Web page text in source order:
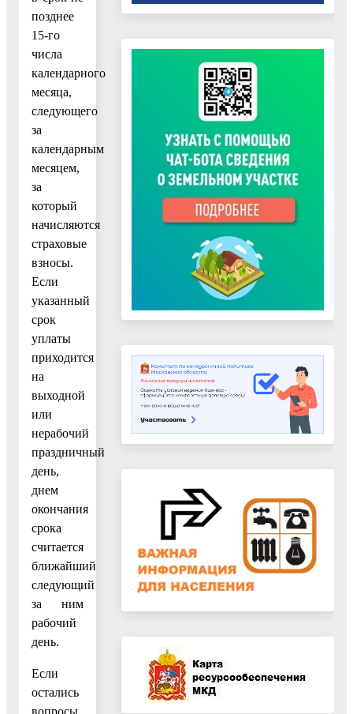
позднее
15-го
числа
календарного
месяца,
следующего
за
календарным
месяцем,
за
который
начисляются
страховые
взносы.
Если
указанный
срок
уплаты
приходится
на
выходной
или
нерабочий
праздничный
день,
днем
окончания
срока
считается
ближайший
следующий
за ним
рабочий
день.
Если
остались